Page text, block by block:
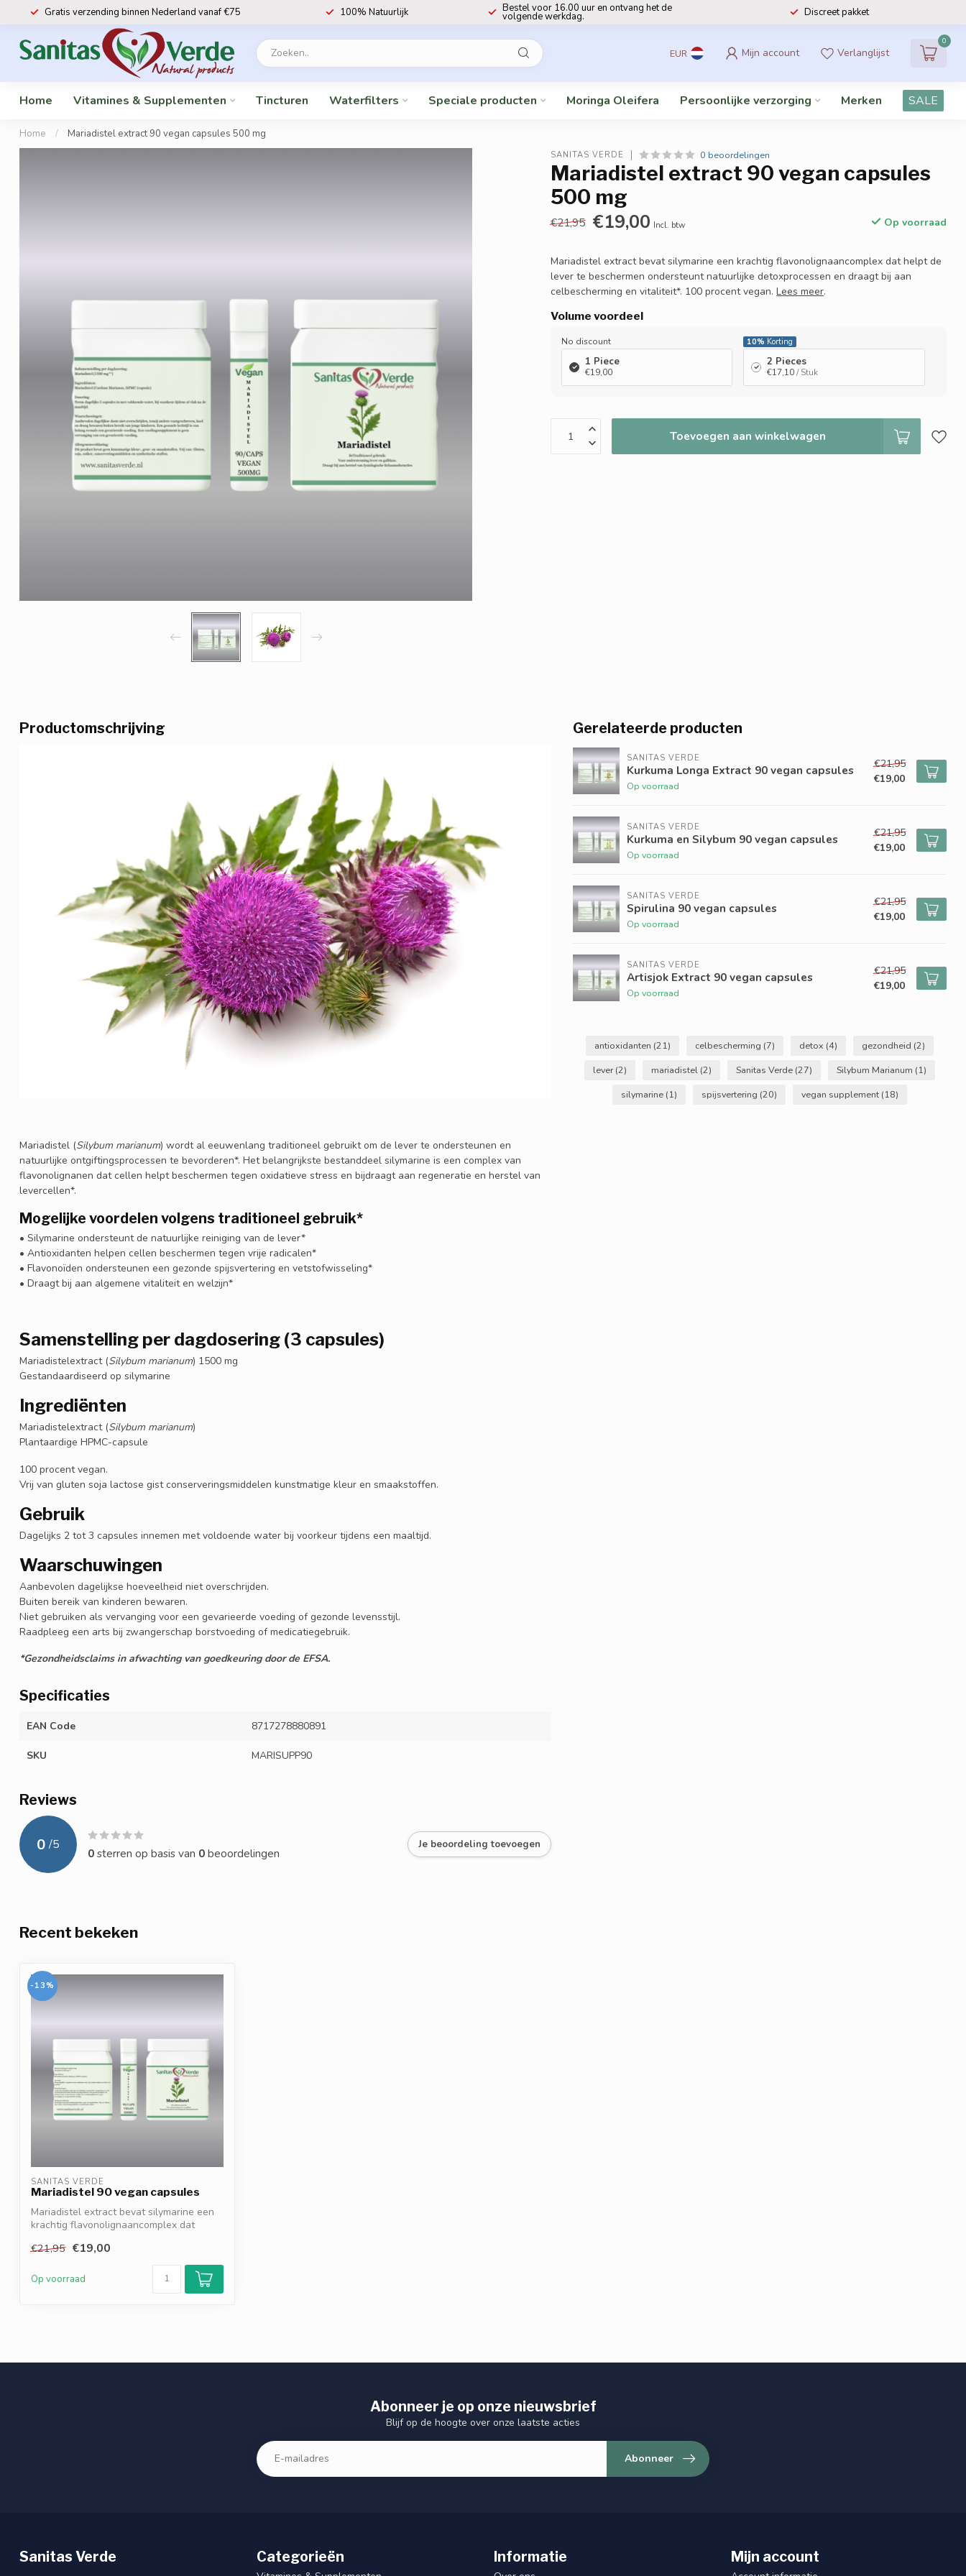
Gratis verzending binnen Nederland vanaf €75 100% Natuurlijk Bestel voor 16.00 uur en ontvang het de
volgende werkdag. Discreet pakket
EUR Mijn account Verlanglijst
0
Home Vitamines & Supplementen Tincturen Waterfilters Speciale producten Moringa Oleifera Persoonlijke verzorging Merken SALE
Home / Mariadistel extract 90 vegan capsules 500 mg
SANITAS VERDE 0 beoordelingen
Mariadistel extract 90 vegan capsules
500 mg
€21,95 €19,00 Incl. btw Op voorraad
Mariadistel extract bevat silymarine een krachtig flavonolignaancomplex dat helpt de
lever te beschermen ondersteunt natuurlijke detoxprocessen en draagt bij aan
celbescherming en vitaliteit*. 100 procent vegan.Lees meer.
Volume voordeel
No discount
1 Piece
€19,00
10% Korting
2 Pieces
€17,10/ Stuk
Toevoegen aan winkelwagen
Productomschrijving
Mariadistel (Silybum marianum) wordt al eeuwenlang traditioneel gebruikt om de lever te ondersteunen en
natuurlijke ontgiftingsprocessen te bevorderen*. Het belangrijkste bestanddeel silymarine is een complex van
flavonolignanen dat cellen helpt beschermen tegen oxidatieve stress en bijdraagt aan regeneratie en herstel van
levercellen*.
Mogelijke voordelen volgens traditioneel gebruik*
• Silymarine ondersteunt de natuurlijke reiniging van de lever*
• Antioxidanten helpen cellen beschermen tegen vrije radicalen*
• Flavonoïden ondersteunen een gezonde spijsvertering en vetstofwisseling*
• Draagt bij aan algemene vitaliteit en welzijn*
Samenstelling per dagdosering (3 capsules)
Mariadistelextract (Silybum marianum) 1500 mg
Gestandaardiseerd op silymarine
Ingrediënten
Mariadistelextract (Silybum marianum)
Plantaardige HPMC-capsule
100 procent vegan.
Vrij van gluten soja lactose gist conserveringsmiddelen kunstmatige kleur en smaakstoffen.
Gebruik
Dagelijks 2 tot 3 capsules innemen met voldoende water bij voorkeur tijdens een maaltijd.
Waarschuwingen
Aanbevolen dagelijkse hoeveelheid niet overschrijden.
Buiten bereik van kinderen bewaren.
Niet gebruiken als vervanging voor een gevarieerde voeding of gezonde levensstijl.
Raadpleeg een arts bij zwangerschap borstvoeding of medicatiegebruik.
*Gezondheidsclaims in afwachting van goedkeuring door de EFSA.
Specificaties
EAN Code 8717278880891
SKU MARISUPP90
Reviews
0 /5
0sterren op basis van 0beoordelingen
Je beoordeling toevoegen
Gerelateerde producten
SANITAS VERDE
Kurkuma Longa Extract 90 vegan capsules
Op voorraad
€21,95
€19,00
SANITAS VERDE
Kurkuma en Silybum 90 vegan capsules
Op voorraad
€21,95
€19,00
SANITAS VERDE
Spirulina 90 vegan capsules
Op voorraad
€21,95
€19,00
SANITAS VERDE
Artisjok Extract 90 vegan capsules
Op voorraad
€21,95
€19,00
antioxidanten (21) celbescherming (7) detox (4) gezondheid (2)
lever(2) mariadistel (2) Sanitas Verde (27) Silybum Marianum (1)
silymarine (1) spijsvertering (20) vegan supplement (18)
Recent bekeken
-13%
SANITAS VERDE
Mariadistel 90 vegan capsules
Mariadistel extract bevat silymarine een
krachtig flavonolignaancomplex dat
€21,95 €19,00
Op voorraad
Abonneer je op onze nieuwsbrief
Blijf op de hoogte over onze laatste acties
Abonneer
Sanitas Verde Categorieën Informatie Mijn account